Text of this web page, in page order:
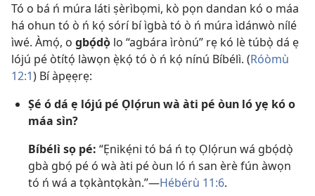
Tó o bá ń múra láti ṣèrìbọmi, kò pọn dandan kó o máa
há ohun tó ò ń kọ́ sórí bí ìgbà tó ò ń múra ìdánwò nílé
ìwé. Àmọ́, o gbọ́dọ̀ lo “agbára ìrònú” rẹ kó lè túbọ̀ dá ẹ
lójú pé òtítọ́ làwọn ẹ̀kọ́ tó ò ń kọ́ nínú Bíbélì. (Róòmù
12:1) Bí àpẹẹrẹ:
Ṣé ó dá ẹ lójú pé Ọlọ́run wà àti pé òun ló yẹ kó o
máa sìn?
Bíbélì sọ pé: “Ẹnikẹ́ni tó bá ń tọ Ọlọ́run wá gbọ́dọ̀
gbà gbọ́ pé ó wà àti pé òun ló ń san èrè fún àwọn
tó ń wá a tọkàntọkàn.”​—Hébérù 11:6.